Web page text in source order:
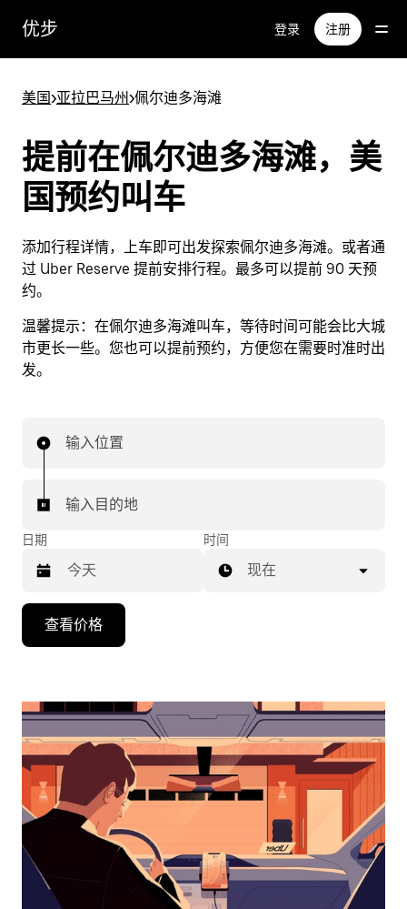
优步 登录 注册
美国>亚拉巴马州>佩尔迪多海滩
提前在佩尔迪多海滩，美
国预约叫车
添加行程详情，上车即可出发探索佩尔迪多海滩。或者通
过 Uber Reserve 提前安排行程。最多可以提前 90 天预
约。
温馨提示： 在佩尔迪多海滩叫车，等待时间可能会比大城
市更长一些。您也可以提前预约，方便您在需要时准时出
发。
输入位置
输入目的地
日期
向
头
浏
日
并
时间
现在
查看价格